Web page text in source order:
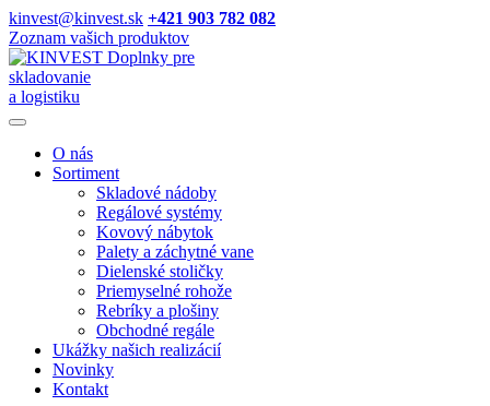
kinvest@kinvest.sk +421 903 782 082
Zoznam vašich produktov
Doplnky pre
skladovanie
a logistiku
O nás
Sortiment
Skladové nádoby
Regálové systémy
Kovový nábytok
Palety a záchytné vane
Dielenské stoličky
Priemyselné rohože
Rebríky a plošiny
Obchodné regále
Ukážky našich realizácií
Novinky
Kontakt